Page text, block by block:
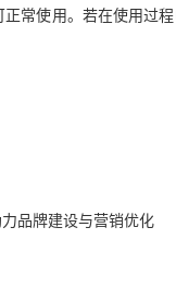
常使用。若在使用过
品牌建设与营销优化